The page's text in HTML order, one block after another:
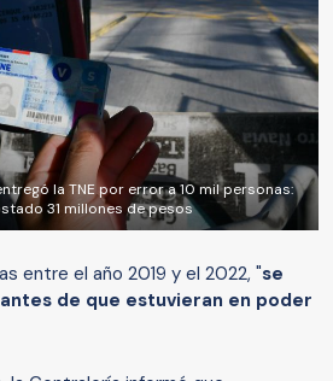
la TNE por error a 10 mil personas:
31 millones de pesos
entre el año 2019 y el 2022, "se
de que estuvieran en poder